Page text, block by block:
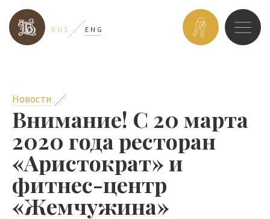
R U S E N G
НОМЕР
Новости
Внимание! С 20 марта
2020 года ресторан
«Аристократ» и
фитнес-центр
«Жемчужина»